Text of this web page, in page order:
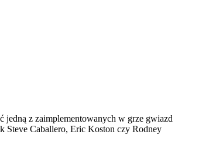
jedną z zaimplementowanych w grze gwiazd
Caballero, Eric Koston czy Rodney